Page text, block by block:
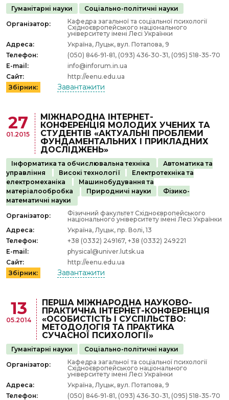
Гуманітарні науки
Соціально-політичні науки
Організатор:
Кафедра загальної та соціальної психології
Східноєвропейського національного
університету імені Лесі Українки
Адреса:
Україна, Луцьк, вул. Потапова, 9
Телефон:
(050) 846-91-81, (093) 436-30-31, (095) 518-35-70
E-mail:
info@inforum.in.ua
Сайт:
http://eenu.edu.ua
Збірник:
Завантажити
27
01.2015
МІЖНАРОДНА ІНТЕРНЕТ-
КОНФЕРЕНЦІЯ МОЛОДИХ УЧЕНИХ ТА
СТУДЕНТІВ «АКТУАЛЬНІ ПРОБЛЕМИ
ФУНДАМЕНТАЛЬНИХ І ПРИКЛАДНИХ
ДОСЛІДЖЕНЬ»
Інформатика та обчислювальна техніка
Автоматика та
управління
Високі технології
Електротехніка та
електромеханіка
Машинобудування та
матеріалообробка
Природничі науки
Фізико-
математичні науки
Організатор:
Фізичний факультет Східноєвропейського
національного університету імені Лесі Українки
Адреса:
Україна, Луцьк, пр. Волі, 13
Телефон:
+38 (0332) 249167, +38 (0332) 249221
E-mail:
physical@univer.lutsk.ua
Сайт:
http://eenu.edu.ua
Збірник:
Завантажити
13
05.2014
ПЕРША МІЖНАРОДНА НАУКОВО-
ПРАКТИЧНА ІНТЕРНЕТ-КОНФЕРЕНЦІЯ
«ОСОБИСТІСТЬ І СУСПІЛЬСТВО:
МЕТОДОЛОГІЯ ТА ПРАКТИКА
СУЧАСНОЇ ПСИХОЛОГІЇ»
Гуманітарні науки
Соціально-політичні науки
Організатор:
Кафедра загальної та соціальної психології
Східноєвропейського національного
університету імені Лесі Українки
Адреса:
Україна, Луцьк, вул. Потапова, 9
Телефон:
(050) 846-91-81, (093) 436-30-31, (095) 518-35-70